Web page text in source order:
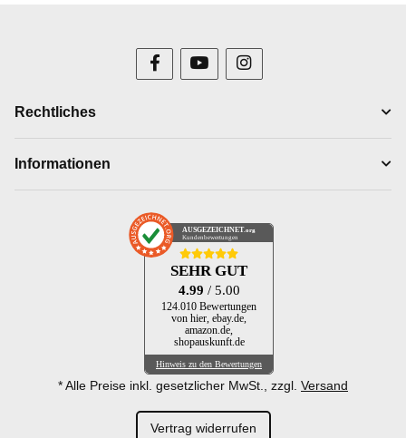
Rechtliches
Informationen
AUSGEZEICHNET .org
Kundenbewertungen
SEHR GUT
4.99 / 5.00
124.010 Bewertungen
von hier, ebay.de,
amazon.de,
shopauskunft.de
Hinweis zu den Bewertungen
* Alle Preise inkl. gesetzlicher MwSt., zzgl. Versand
Vertrag widerrufen